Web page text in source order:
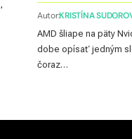
Autor:KRISTÍNA
AMD šliape na päty
dobe opísať jedným
čoraz…